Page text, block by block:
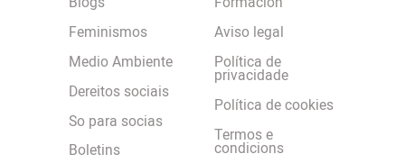
Feminismos
Medio Ambiente
Dereitos sociais
So para socias
Boletins
Aviso legal
Política de
privacidade
Política de cookies
Termos e
condicions